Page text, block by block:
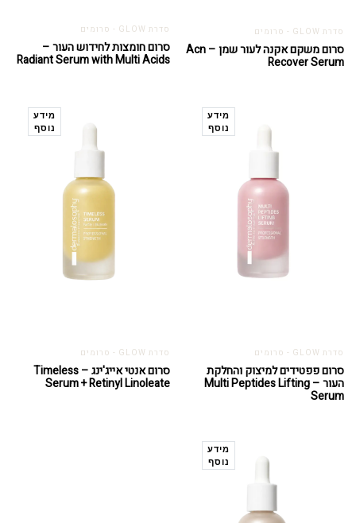
סדרת GLOW - סרומים
סרום משקם אקנה לעור שמן – Acn
Recover Serum
סדרת GLOW - סרומים
סרום חומצות לחידוש העור –
Radiant Serum with Multi Acids
מידע
נוסף
סדרת GLOW - סרומים
סרום פפטידים למיצוק והחלקת
העור – Multi Peptides Lifting
Serum
מידע
נוסף
סדרת GLOW - סרומים
סרום אנטי אייג'ינג – Timeless
Serum + Retinyl Linoleate
מידע
נוסף